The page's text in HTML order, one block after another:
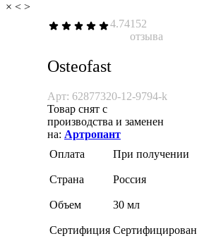
× < >
4.74152
отзыва
Osteofast
Арт: 62877320-12-9794-k
Товар снят с
производства и заменен
на: Артропант
Оплата
При получении
Страна Россия
Объем 30 мл
Сертифиция Сертифицирован